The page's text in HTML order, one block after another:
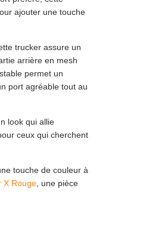
ajouter une touche
trucker assure un
arrière en mesh
permet un
port agréable tout au
look qui allie
ceux qui cherchent
touche de couleur à
X Rouge, une pièce